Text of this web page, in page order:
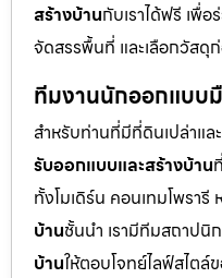
สร้างบ้านกับเราได้ฟรี เพื่
จัดสรรพื้นที่ และเลือกวัสดุ
ทีมงานนักออกแบบ
สำหรับท่านที่มีที่ดินเปล่าแล
รับออกแบบและสร้างบ้าน
ทั้งโมเดิร์น คอนเทมโพรารี
บ้านชั้นนำ เรามีทีมสถาปนิ
บ้านให้ตอบโจทย์ไลฟ์สไต